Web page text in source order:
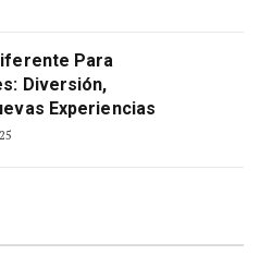
Para
Diversión,
Experiencias